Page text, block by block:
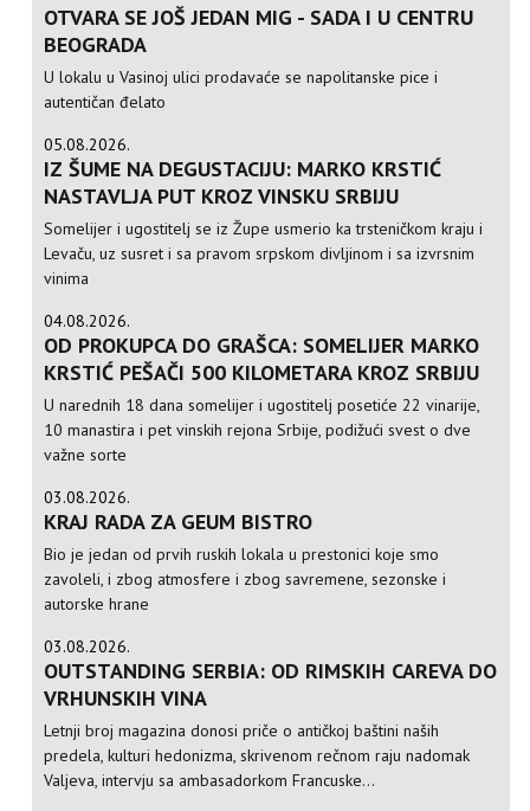
OTVARA SE JOŠ JEDAN MIG - SADA I U CENTRU
BEOGRADA
U lokalu u Vasinoj ulici prodavaće se napolitanske pice i
autentičan đelato
05.08.2026.
IZ ŠUME NA DEGUSTACIJU: MARKO KRSTIĆ
NASTAVLJA PUT KROZ VINSKU SRBIJU
Somelijer i ugostitelj se iz Župe usmerio ka trsteničkom kraju i
Levaču, uz susret i sa pravom srpskom divljinom i sa izvrsnim
vinima
04.08.2026.
OD PROKUPCA DO GRAŠCA: SOMELIJER MARKO
KRSTIĆ PEŠAČI 500 KILOMETARA KROZ SRBIJU
U narednih 18 dana somelijer i ugostitelj posetiće 22 vinarije,
10 manastira i pet vinskih rejona Srbije, podižući svest o dve
važne sorte
03.08.2026.
KRAJ RADA ZA GEUM BISTRO
Bio je jedan od prvih ruskih lokala u prestonici koje smo
zavoleli, i zbog atmosfere i zbog savremene, sezonske i
autorske hrane
03.08.2026.
OUTSTANDING SERBIA: OD RIMSKIH CAREVA DO
VRHUNSKIH VINA
Letnji broj magazina donosi priče o antičkoj baštini naših
predela, kulturi hedonizma, skrivenom rečnom raju nadomak
Valjeva, intervju sa ambasadorkom Francuske...